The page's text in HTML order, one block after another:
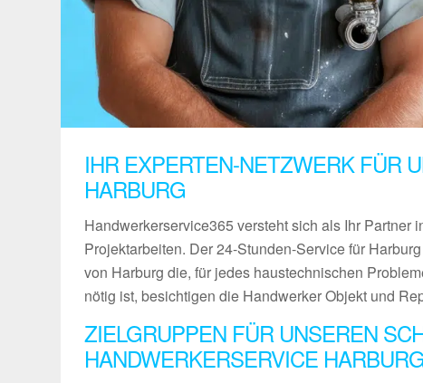
IHR EXPERTEN-NETZWERK FÜR
HARBURG
Handwerkerservice365 versteht sich als Ihr
Projektarbeiten. Der 24-Stunden-Service für
von Harburg die, für jedes haustechnischen
nötig ist, besichtigen die Handwerker Objekt und
ZIELGRUPPEN FÜR UNSEREN
HANDWERKERSERVICE HARBURG